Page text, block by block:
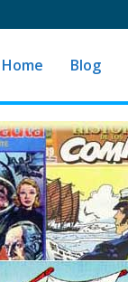
Home Blog